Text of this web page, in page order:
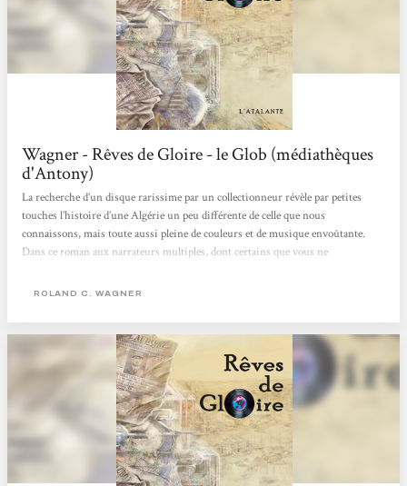
Wagner - Rêves de Gloire - le Glob (médiathèques
d'Antony)
La recherche d’un disque rarissime par un collectionneur révèle par petites
touches l’histoire d’une Algérie un peu différente de celle que nous
connaissons, mais toute aussi pleine de couleurs et de musique envoûtante.
Dans ce roman aux narrateurs multiples, dont certains que vous ne
général, une vision d'ensemble de l’Algérie imaginée par R. C. Wagner. Pas de
dans le présent ou le passé...
ROLAND C. WAGNER